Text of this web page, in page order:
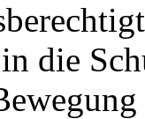
die